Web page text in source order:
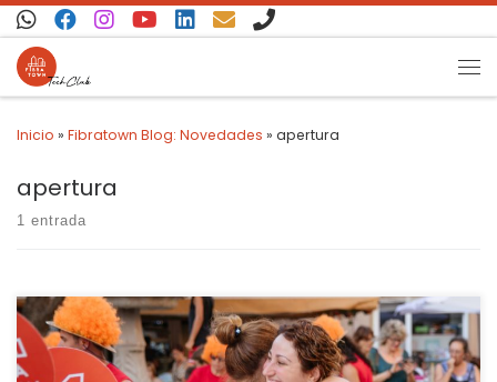
Saltar al contenido
Inicio » Fibratown Blog: Novedades » apertura
apertura
1 entrada